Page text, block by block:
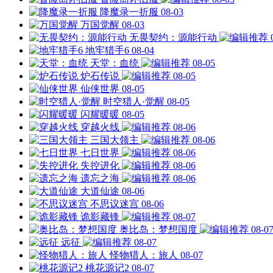
降魔录一折服 08-03
万国觉醒 08-03
无畏契约：源能行动
地牢猎手6 08-04
天堂：血统
08-05
炉石传说
08-05
仙侠世界 08-05
时空猎人·觉醒 08-05
闪耀暖暖 08-05
穿越火线
08-06
三国大领主
08-06
七日世界
08-06
失控进化
08-06
遗忘之海
08-06
大道仙途 08-06
不思议迷宫 08-06
诡影藏锋
08-07
奥比岛：梦想国度
08-07
远征
08-07
怪物猎人：旅人 08-07
桃花源记2 08-07